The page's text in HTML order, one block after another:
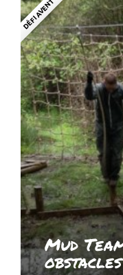
Mud
obstacles